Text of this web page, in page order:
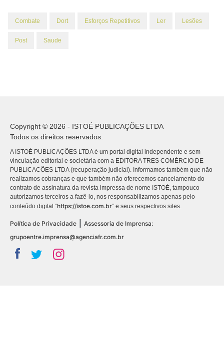
Combate Dort Esforços Repetitivos Ler Lesões
Post Saude
Copyright © 2026 - ISTOÉ PUBLICAÇÕES LTDA
Todos os direitos reservados.
A ISTOÉ PUBLICAÇÕES LTDA é um portal digital independente e sem
vinculação editorial e societária com a EDITORA TRES COMÉRCIO DE
PUBLICACÕES LTDA (recuperação judicial). Informamos também que não
realizamos cobranças e que também não oferecemos cancelamento do
contrato de assinatura da revista impressa de nome ISTOÉ, tampouco
autorizamos terceiros a fazê-lo, nos responsabilizamos apenas pelo
conteúdo digital “https://istoe.com.br” e seus respectivos sites.
Política de Privacidade
Assessoria de Imprensa:
grupoentre.imprensa@agenciafr.com.br